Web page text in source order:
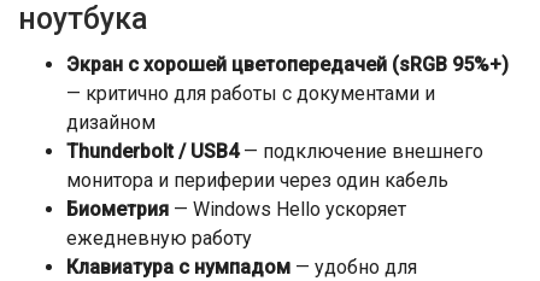
ноутбука
Экран с хорошей цветопередачей (sRGB 95%+)
— критично для работы с документами и
дизайном
Thunderbolt / USB4— подключение внешнего
монитора и периферии через один кабель
Биометрия — Windows Hello ускоряет
ежедневную работу
Клавиатура с нумпадом — удобно для